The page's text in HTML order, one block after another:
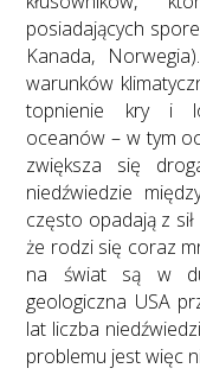
posiadających
Kanada,
warunków
topnienie kry i
oceanów – w tym
zwiększa się
niedźwiedzie
często opadają z
że rodzi się coraz
na świat są w
geologiczna USA
lat liczba
problemu jest więc